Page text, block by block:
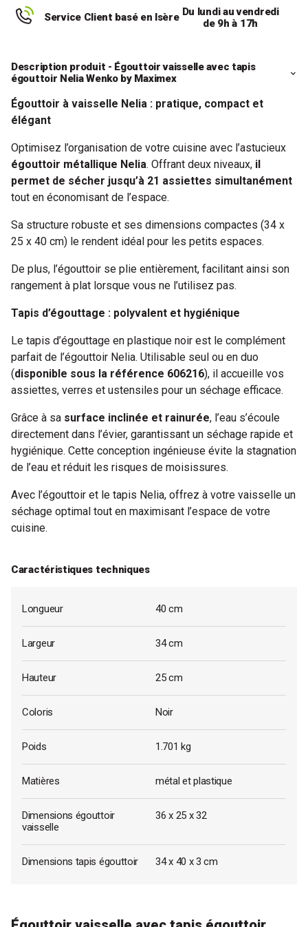
Service Client basé en Isère Du lundi au vendredi
de 9h à 17h
Description produit - Égouttoir vaisselle avec tapis
égouttoir Nelia Wenko by Maximex
Égouttoir à vaisselle Nelia : pratique, compact et
élégant
Optimisez l’organisation de votre cuisine avec l’astucieux
égouttoir métallique Nelia. Offrant deux niveaux, il
permet de sécher jusqu’à 21 assiettes simultanément
tout en économisant de l’espace.
Sa structure robuste et ses dimensions compactes (34 x
25 x 40 cm) le rendent idéal pour les petits espaces.
De plus, l’égouttoir se plie entièrement, facilitant ainsi son
rangement à plat lorsque vous ne l’utilisez pas.
Tapis d’égouttage : polyvalent et hygiénique
Le tapis d’égouttage en plastique noir est le complément
parfait de l’égouttoir Nelia. Utilisable seul ou en duo
(disponible sous la référence 606216), il accueille vos
assiettes, verres et ustensiles pour un séchage efficace.
Grâce à sa surface inclinée et rainurée, l’eau s’écoule
directement dans l’évier, garantissant un séchage rapide et
hygiénique. Cette conception ingénieuse évite la stagnation
de l’eau et réduit les risques de moisissures.
Avec l’égouttoir et le tapis Nelia, offrez à votre vaisselle un
séchage optimal tout en maximisant l’espace de votre
cuisine.
Caractéristiques techniques
Longueur 40 cm
Largeur 34 cm
Hauteur 25 cm
Coloris Noir
Poids 1.701 kg
Matières métal et plastique
Dimensions égouttoir
vaisselle
36 x 25 x 32
Dimensions tapis égouttoir 34 x 40 x 3 cm